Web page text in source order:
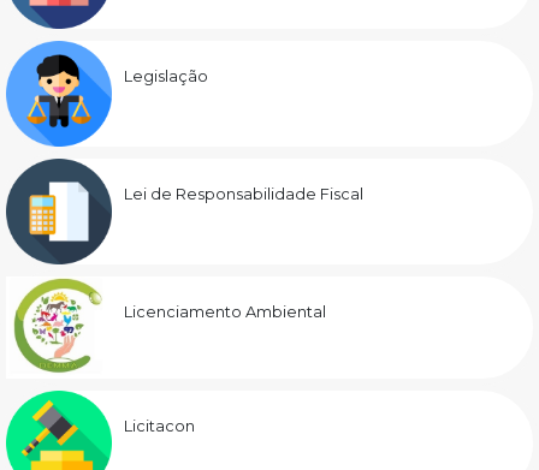
Legislação
Lei de Responsabilidade Fiscal
Licenciamento Ambiental
Licitacon